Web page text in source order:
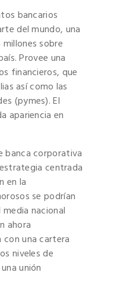
bancarios
del mundo, una
sobre
Provee una
financieros, que
así­ como las
(pymes). El
apariencia en
banca corporativa
centrada
en la
se podrí­an
nacional
ahora
una cartera
niveles de
unión